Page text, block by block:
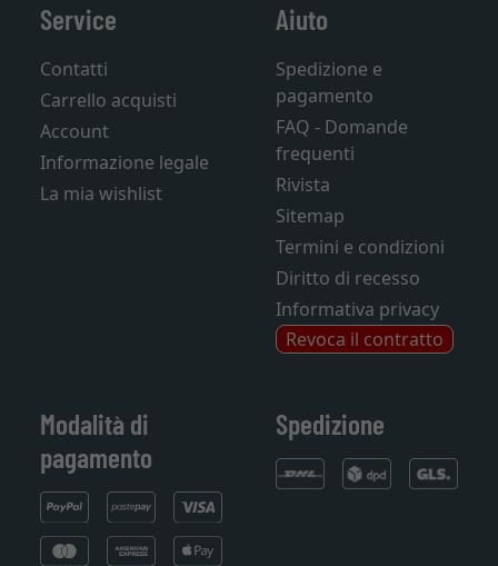
Service
Contatti
Carrello acquisti
Account
Informazione legale
La mia wishlist
Aiuto
Spedizione e
pagamento
FAQ - Domande
frequenti
Rivista
Sitemap
Termini e condizioni
Diritto di recesso
Informativa privacy
Revoca il contratto
Modalità di
pagamento
Spedizione